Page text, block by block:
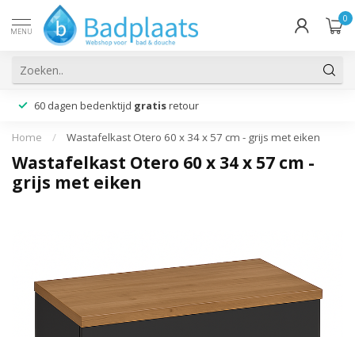
MENU
0
60 dagen bedenktijd gratis retour
Home / Wastafelkast Otero 60 x 34 x 57 cm - grijs met eiken
Wastafelkast Otero 60 x 34 x 57 cm -
grijs met eiken